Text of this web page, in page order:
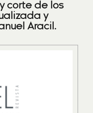
corte de los
y
Aracil.